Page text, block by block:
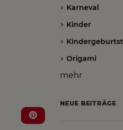
Karneval
Kinder
Origami
mehr
NEUE BEITRÄGE